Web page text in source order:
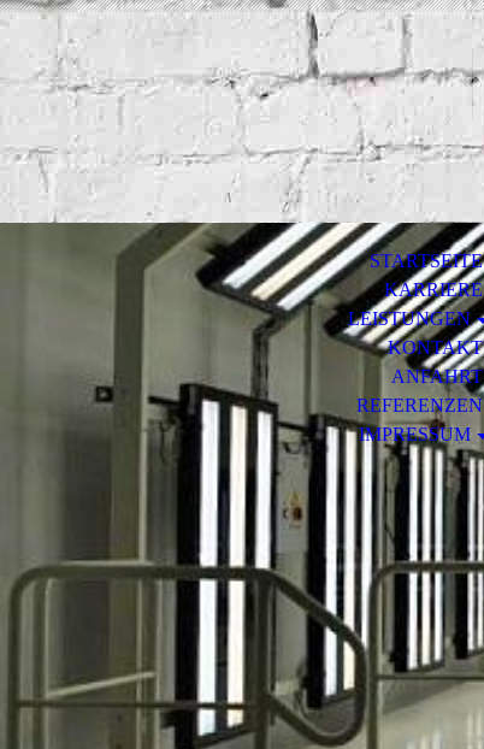
STARTSEITE
KARRIERE
LEISTUNGEN
KONTAKT
ANFAHRT
REFERENZEN
IMPRESSUM